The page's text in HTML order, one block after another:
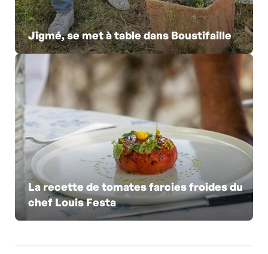
Jigmé, se met à table dans Boustifaille
La recette de tomates farcies froides du
chef Louis Festa